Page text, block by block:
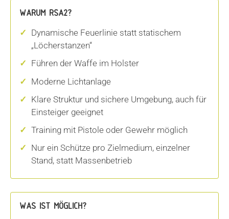
WARUM RSA2?
Dynamische Feuerlinie statt statischem
„Löcherstanzen“
Führen der Waffe im Holster
Moderne Lichtanlage
Klare Struktur und sichere Umgebung, auch für
Einsteiger geeignet
Training mit Pistole oder Gewehr möglich
Nur ein Schütze pro Zielmedium, einzelner
Stand, statt Massenbetrieb
WAS IST MÖGLICH?